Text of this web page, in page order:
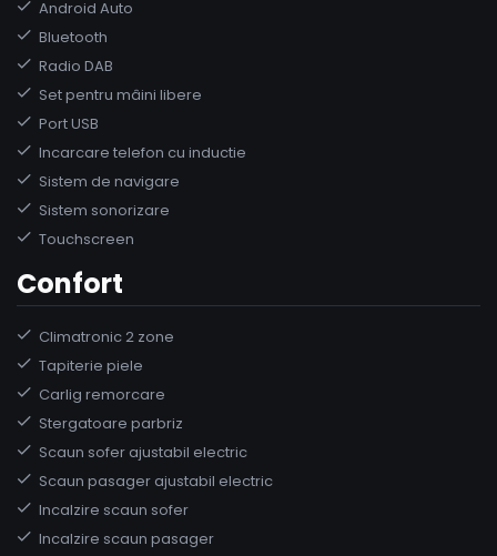
Android Auto
Bluetooth
Radio DAB
Set pentru mâini libere
Port USB
Incarcare telefon cu inductie
Sistem de navigare
Sistem sonorizare
Touchscreen
Confort
Climatronic 2 zone
Tapiterie piele
Carlig remorcare
Stergatoare parbriz
Scaun sofer ajustabil electric
Scaun pasager ajustabil electric
Incalzire scaun sofer
Incalzire scaun pasager